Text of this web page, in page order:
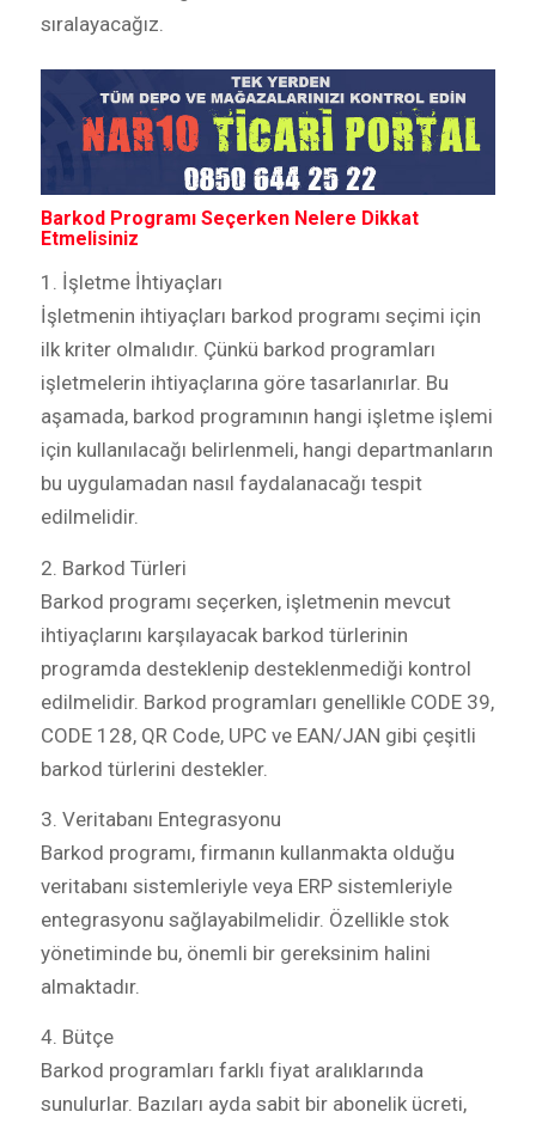
sıralayacağız.
Barkod Programı Seçerken Nelere Dikkat
Etmelisiniz
1. İşletme İhtiyaçları
İşletmenin ihtiyaçları barkod programı seçimi için
ilk kriter olmalıdır. Çünkü barkod programları
işletmelerin ihtiyaçlarına göre tasarlanırlar. Bu
aşamada, barkod programının hangi işletme işlemi
için kullanılacağı belirlenmeli, hangi departmanların
bu uygulamadan nasıl faydalanacağı tespit
edilmelidir.
2. Barkod Türleri
Barkod programı seçerken, işletmenin mevcut
ihtiyaçlarını karşılayacak barkod türlerinin
programda desteklenip desteklenmediği kontrol
edilmelidir. Barkod programları genellikle CODE 39,
CODE 128, QR Code, UPC ve EAN/JAN gibi çeşitli
barkod türlerini destekler.
3. Veritabanı Entegrasyonu
Barkod programı, firmanın kullanmakta olduğu
veritabanı sistemleriyle veya ERP sistemleriyle
entegrasyonu sağlayabilmelidir. Özellikle stok
yönetiminde bu, önemli bir gereksinim halini
almaktadır.
4. Bütçe
Barkod programları farklı fiyat aralıklarında
sunulurlar. Bazıları ayda sabit bir abonelik ücreti,